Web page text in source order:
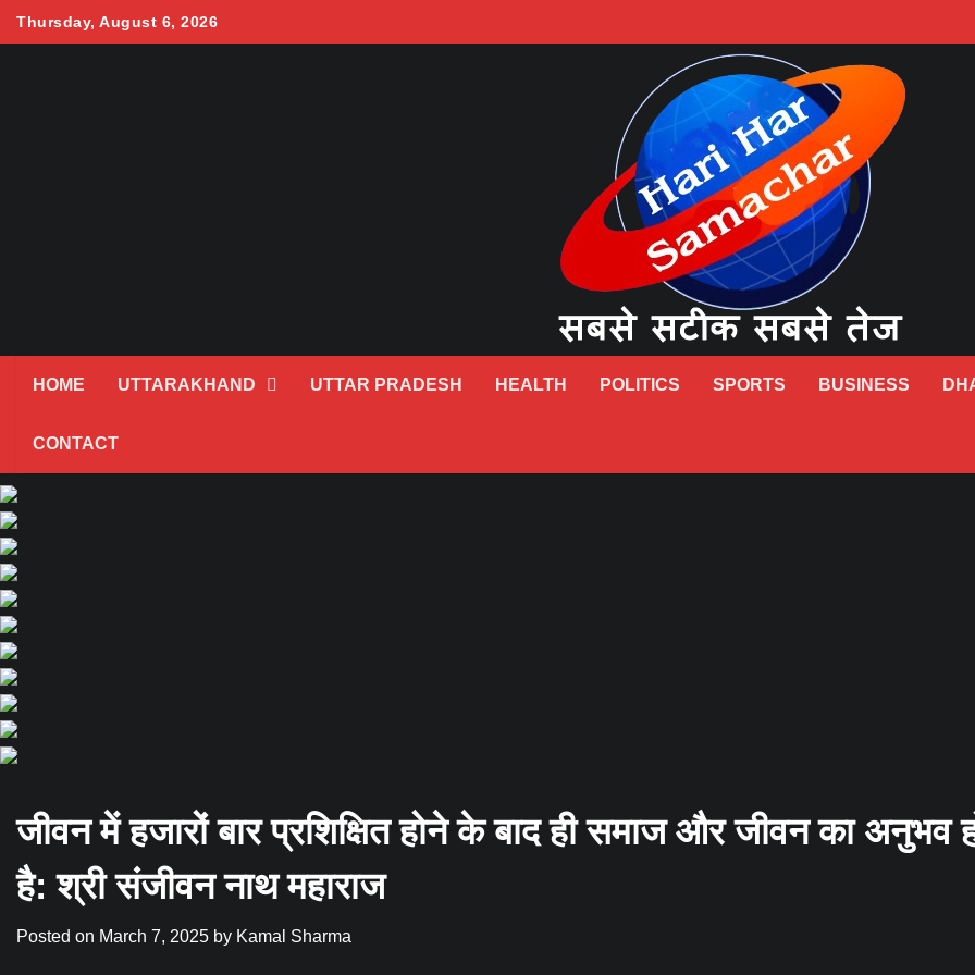
Thursday, August 6, 2026
HOME UTTARAKHAND UTTAR PRADESH HEALTH POLITICS SPORTS BUSINESS
CONTACT
जीवन में हजारों बार प्रशिक्षित होने के बाद ही समाज और जीवन का अनुभव
है: श्री संजीवन नाथ महाराज
Posted on March 7, 2025 by Kamal Sharma